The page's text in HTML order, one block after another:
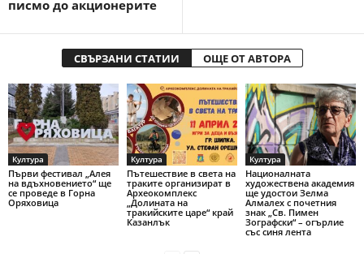
писмо до акционерите
СВЪРЗАНИ СТАТИИ ОЩЕ ОТ АВТОРА
Култура
Първи фестивал „Алея
на вдъхновението“ ще
се проведе в Горна
Оряховица
Култура
Пътешествие в света на
траките организират в
Археокомплекс
„Долината на
тракийските царе“ край
Казанлък
Култура
Националната
художествена академия
ще удостои Зелма
Алмалех с почетния
знак „Св. Пимен
Зографски“ – огърлие
със синя лента